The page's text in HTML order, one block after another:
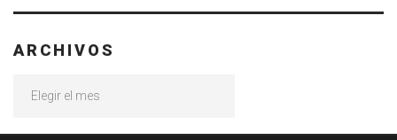
ARCHIVOS